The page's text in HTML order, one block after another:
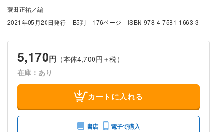
蓑田正祐／編
2021年05月20日発行
B5判 176ページ ISBN 978-4-7581-1663-3
5,170円 （本体4,700円＋税）
在庫：あり
カートに入れる
書店 電子で購入